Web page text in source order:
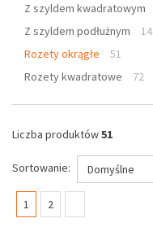
Z szyldem kwadratowym
Z szyldem podłużnym
14
Rozety okrągłe
51
Rozety kwadratowe
72
Liczba produktów51
Sortowanie: Domyślne
1 (current)
2